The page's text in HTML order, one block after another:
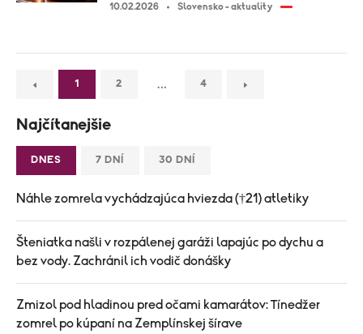
10.02.2026 Slovensko - aktuality
1 2 … 4
Najčítanejšie
DNES 7 DNÍ 30 DNÍ
Náhle zomrela vychádzajúca hviezda (†21) atletiky
Šteniatka našli v rozpálenej garáži lapajúc po dychu a
bez vody. Zachránil ich vodič donášky
Zmizol pod hladinou pred očami kamarátov: Tínedžer
zomrel po kúpaní na Zemplínskej šírave